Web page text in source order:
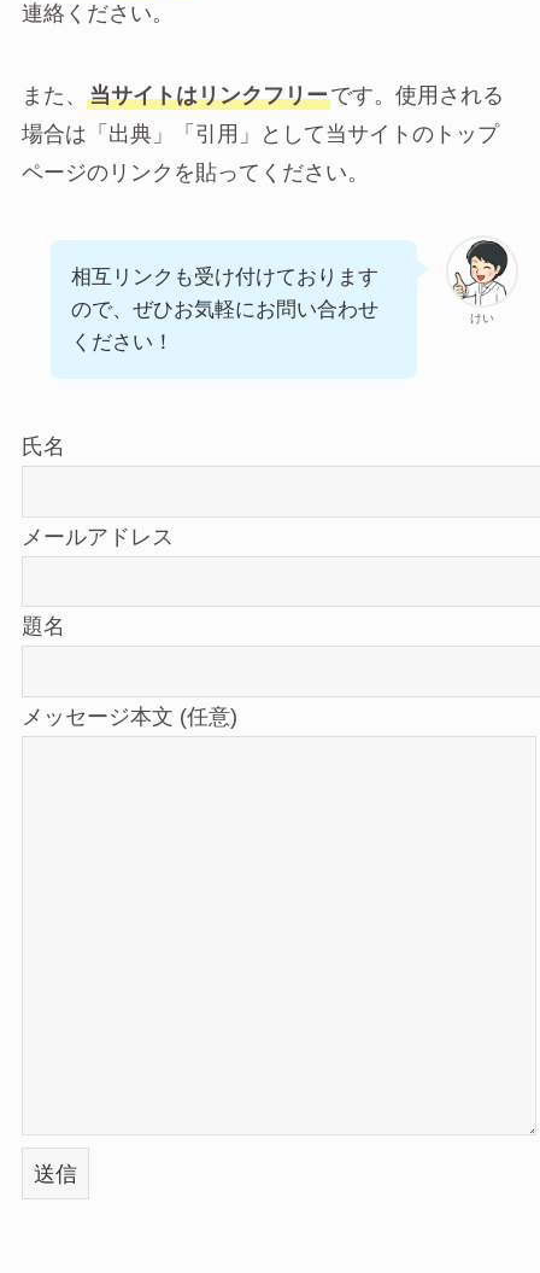
連絡ください。
また、 当サイトはリンクフリーです。使用される
場合は「出典」「引用」として当サイトのトップ
ページのリンクを貼ってください。
けい
相互リンクも受け付けております
ので、ぜひお気軽にお問い合わせ
ください！
氏名
メールアドレス
題名
メッセージ本文 (任意)